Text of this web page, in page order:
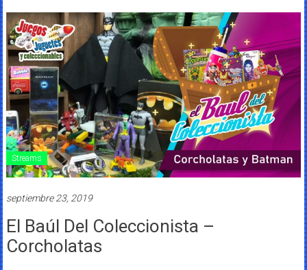
Streams
septiembre 23, 2019
El Baúl Del Coleccionista –
Corcholatas